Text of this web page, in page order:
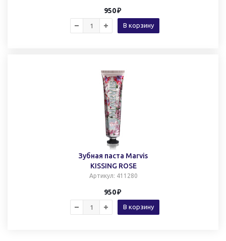
950
В корзину
Зубная паста Marvis
KISSING ROSE
Артикул: 411280
950
В корзину